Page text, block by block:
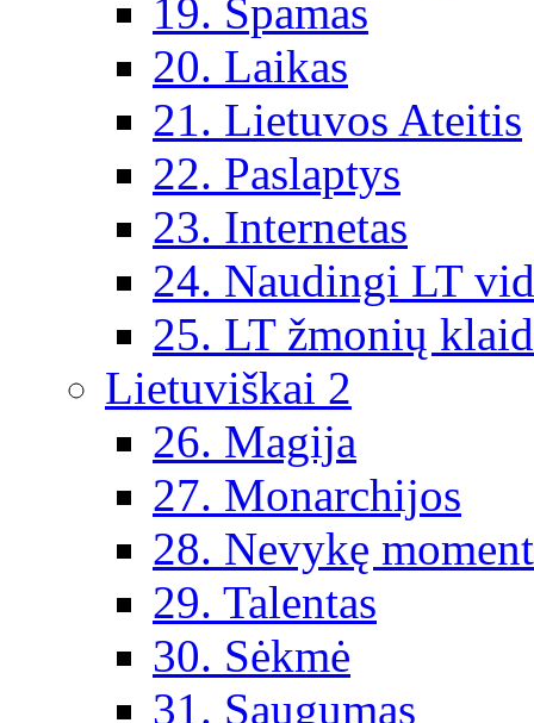
19. Spamas
20. Laikas
21. Lietuvos Ateitis
22. Paslaptys
23. Internetas
24. Naudingi LT
25. LT žmonių
Lietuviškai 2
26. Magija
27. Monarchijos
28. Nevykę
29. Talentas
30. Sėkmė
31. Saugumas